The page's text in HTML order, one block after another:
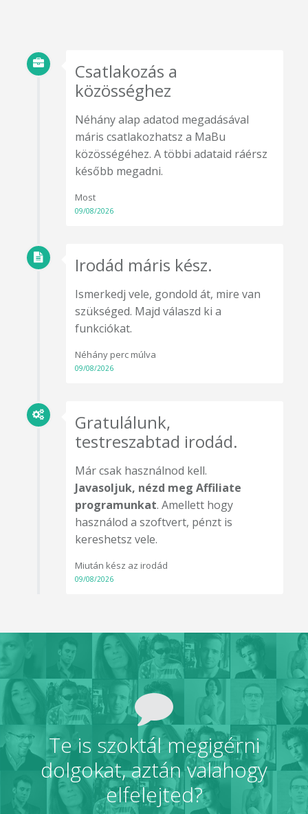
Csatlakozás a
közösséghez
Néhány alap adatod megadásával
máris csatlakozhatsz a MaBu
közösségéhez. A többi adataid ráérsz
később megadni.
Most
09/08/2026
Irodád máris kész.
Ismerkedj vele, gondold át, mire van
szükséged. Majd válaszd ki a
funkciókat.
Néhány perc múlva
09/08/2026
Gratulálunk,
testreszabtad irodád.
Már csak használnod kell.
Javasoljuk, nézd meg Affiliate
programunkat. Amellett hogy
használod a szoftvert, pénzt is
kereshetsz vele.
Miután kész az irodád
09/08/2026
Te is szoktál megigérni
dolgokat, aztán valahogy
elfelejted?